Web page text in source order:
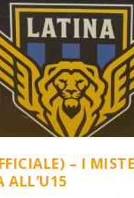
– I
ALL’U15